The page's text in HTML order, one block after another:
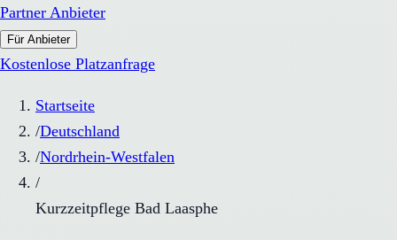
Partner Anbieter
Für Anbieter
Kostenlose Platzanfrage
Startseite
/Deutschland
/Nordrhein-Westfalen
/
Kurzzeitpflege Bad Laasphe